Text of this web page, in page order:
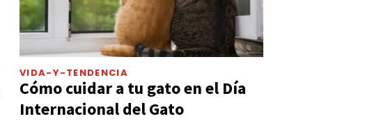
VIDA-Y-TENDENCIA
Cómo cuidar a tu gato en el Día
Internacional del Gato